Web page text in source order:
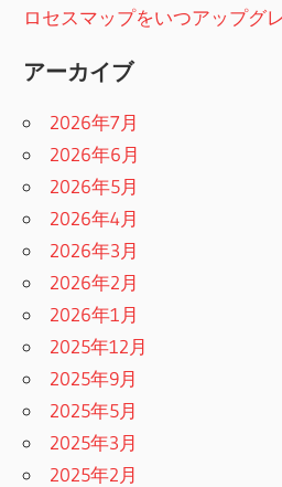
ロセスマップをいつアップグ
アーカイブ
2026年7月
2026年6月
2026年5月
2026年4月
2026年3月
2026年2月
2026年1月
2025年12月
2025年9月
2025年5月
2025年3月
2025年2月